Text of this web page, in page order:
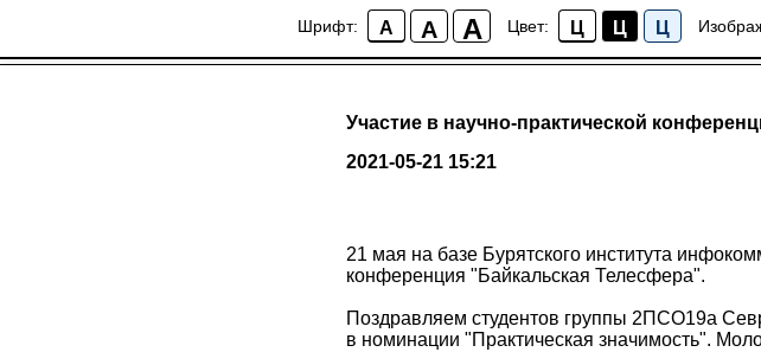
Шрифт: A A A Цвет: Ц Ц Ц
Участие в научно-практической
2021-05-21 15:21
21 мая на базе Бурятского института
конференция "Байкальская Телесфера".
Поздравляем студентов группы 2ПСО19а
в номинации "Практическая значимость".